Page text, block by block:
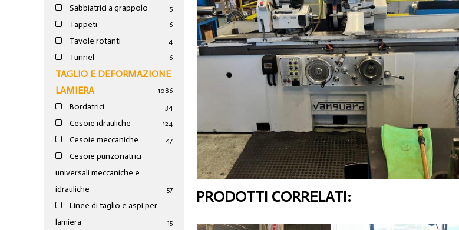
Sabbiatrici a grappolo 5
Tappeti 6
Tavole rotanti 4
Tunnel 6
TAGLIO E DEFORMAZIONE
LAMIERA
1086
Bordatrici 34
Cesoie idrauliche 124
Cesoie meccaniche 47
Cesoie punzonatrici
universali meccaniche e
idrauliche
57
Linee di taglio e aspi per
lamiera
15
PRODOTTI CORRELATI: